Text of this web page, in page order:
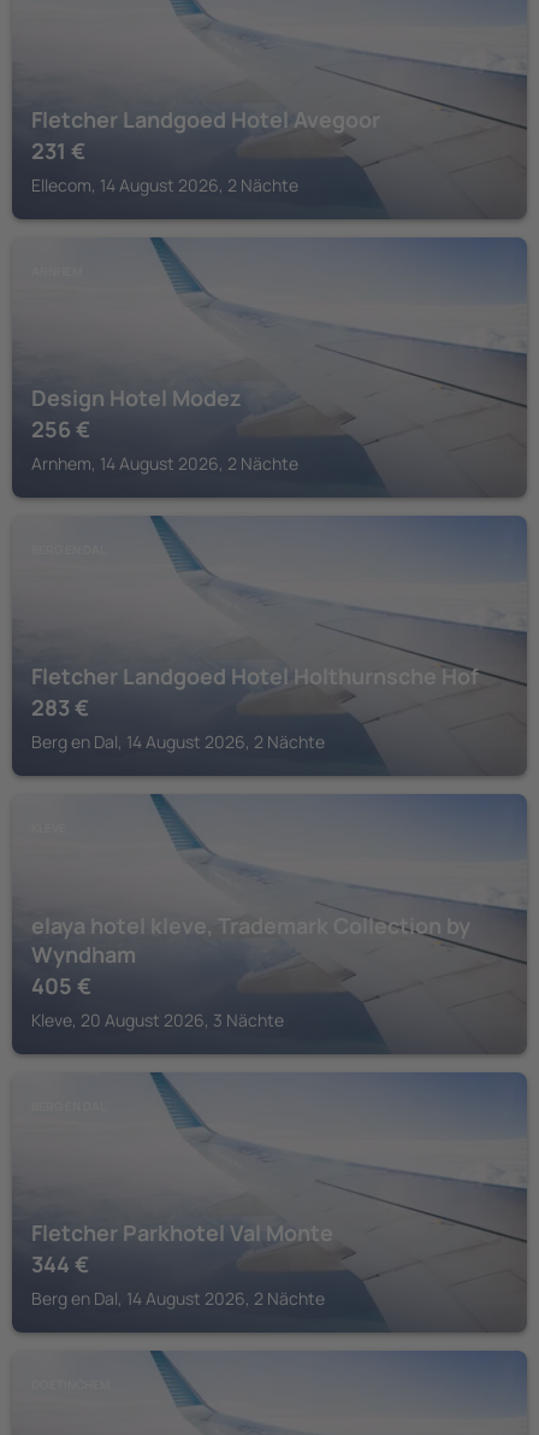
Fletcher Landgoed Hotel Avegoor
231 €
Ellecom, 14 August 2026, 2 Nächte
Design Hotel Modez
256 €
Arnhem, 14 August 2026, 2 Nächte
Fletcher Landgoed Hotel Holthurnsche Hof
283 €
Berg en Dal, 14 August 2026, 2 Nächte
elaya hotel kleve, Trademark Collection by
Wyndham
405 €
Kleve, 20 August 2026, 3 Nächte
Fletcher Parkhotel Val Monte
344 €
Berg en Dal, 14 August 2026, 2 Nächte